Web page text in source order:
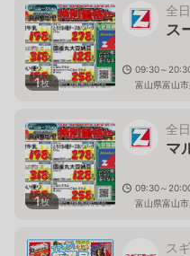
1枚
全
ス
09:30～
富山県富山
1枚
全
マ
09:30～
富山県富山
ス